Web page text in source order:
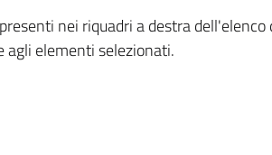
nei riquadri a destra
elementi selezionati.